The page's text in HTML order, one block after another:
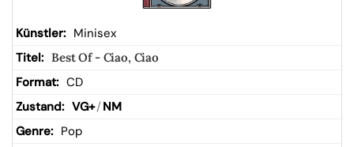
Minisex
Best Of - Ciao, Ciao
CD
VG+/ NM
Pop